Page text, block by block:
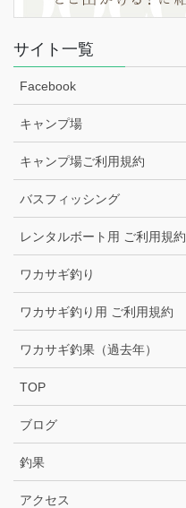
サイト一覧
Facebook
キャンプ場
キャンプ場ご利用規約
バスフィッシング
レンタルボート用 ご利用規約
ワカサギ釣り
ワカサギ釣り用 ご利用規約
ワカサギ釣果（過去年）
TOP
ブログ
釣果
アクセス